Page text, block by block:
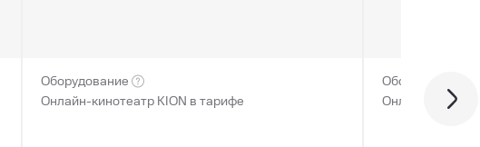
Оборудование
Онлайн-кинотеатр KION в тарифе
Оборудование
Онлайн-